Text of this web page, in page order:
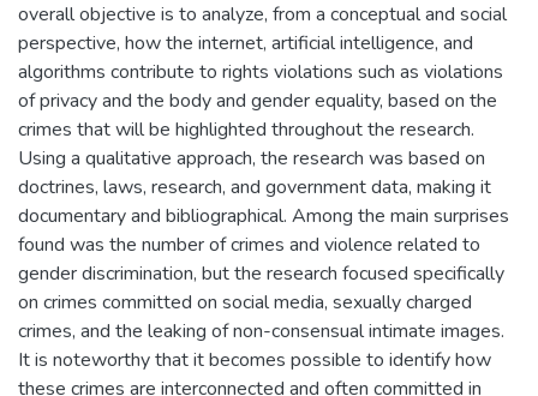
overall objective is to analyze, from a conceptual and social
perspective, how the internet, artificial intelligence, and
algorithms contribute to rights violations such as violations
of privacy and the body and gender equality, based on the
crimes that will be highlighted throughout the research.
Using a qualitative approach, the research was based on
doctrines, laws, research, and government data, making it
documentary and bibliographical. Among the main surprises
found was the number of crimes and violence related to
gender discrimination, but the research focused specifically
on crimes committed on social media, sexually charged
crimes, and the leaking of non-consensual intimate images.
It is noteworthy that it becomes possible to identify how
these crimes are interconnected and often committed in